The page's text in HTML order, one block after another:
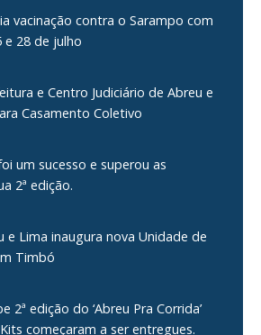
vacinação contra o Sarampo com
e 28 de julho
e Centro Judiciário de Abreu e
Casamento Coletivo
um sucesso e superou as
2ª edição.
e Lima inaugura nova Unidade de
Timbó
2ª edição do ‘Abreu Pra Corrida’
começaram a ser entregues.